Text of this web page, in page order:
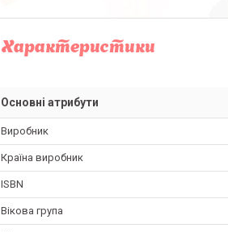
Характеристики
Основні атрибути
Виробник
Країна виробник
ISBN
Вікова група